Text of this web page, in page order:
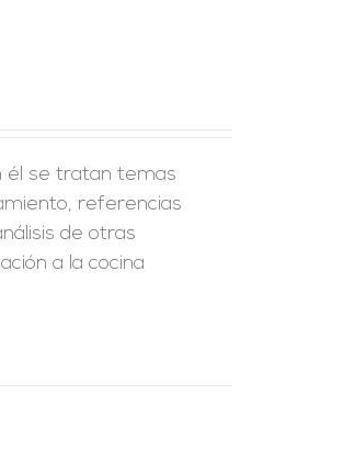
él se tratan temas
referencias
de otras
a la cocina